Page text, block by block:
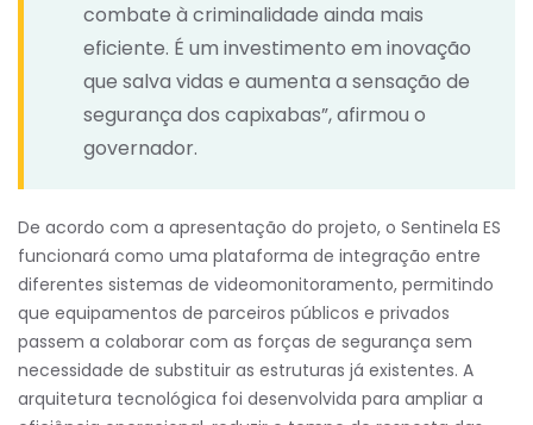
combate à criminalidade ainda mais
eficiente. É um investimento em inovação
que salva vidas e aumenta a sensação de
segurança dos capixabas”, afirmou o
governador.
De acordo com a apresentação do projeto, o Sentinela ES
funcionará como uma plataforma de integração entre
diferentes sistemas de videomonitoramento, permitindo
que equipamentos de parceiros públicos e privados
passem a colaborar com as forças de segurança sem
necessidade de substituir as estruturas já existentes. A
arquitetura tecnológica foi desenvolvida para ampliar a